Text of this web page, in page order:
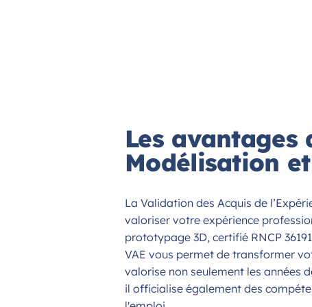
Les avantages
Modélisation
La Validation des Acquis de
valoriser votre expérience
prototypage 3D, certifié RNCP
VAE vous permet de transformer
valorise non seulement les années
il officialise également des